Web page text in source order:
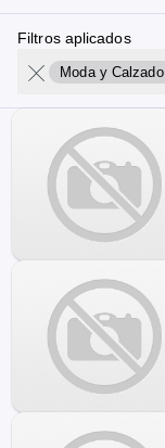
Filtros aplicados
Moda y Calzado